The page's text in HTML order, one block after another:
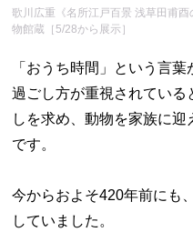
歌川広重《名所江戸百景 浅草田甫
物館蔵［5/28から展示］
「おうち時間」という言
過ごし方が重視されている
しを求め、動物を家族に迎
です。
今からおよそ420年前にも
していました。